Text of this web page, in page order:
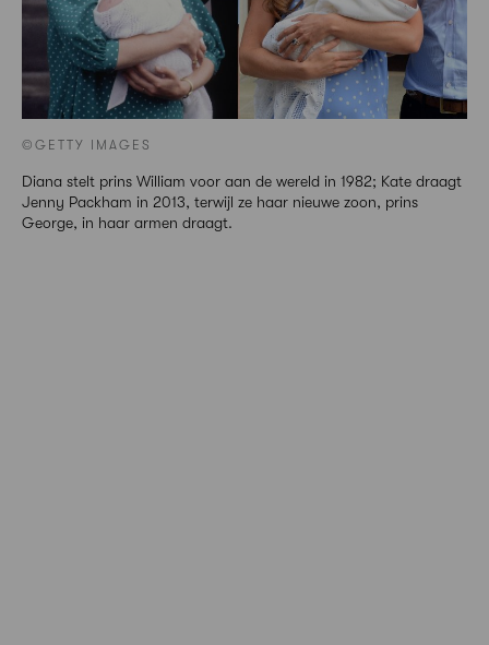
©GETTY IMAGES
Diana stelt prins William voor aan de wereld in 1982; Kate draagt
Jenny Packham in 2013, terwijl ze haar nieuwe zoon, prins
George, in haar armen draagt.